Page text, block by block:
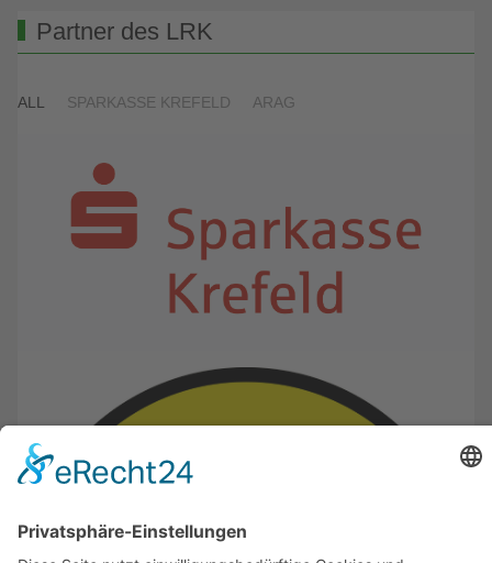
Partner des LRK
ALL SPARKASSE KREFELD ARAG